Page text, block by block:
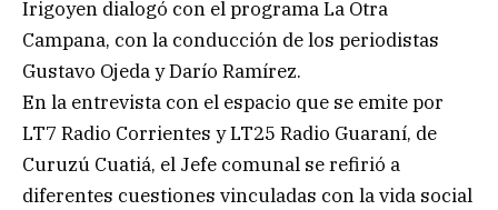
Irigoyen dialogó con el programa La Otra
Campana, con la conducción de los periodistas
Gustavo Ojeda y Darío Ramírez.
En la entrevista con el espacio que se emite por
LT7 Radio Corrientes y LT25 Radio Guaraní, de
Curuzú Cuatiá, el Jefe comunal se refirió a
diferentes cuestiones vinculadas con la vida social